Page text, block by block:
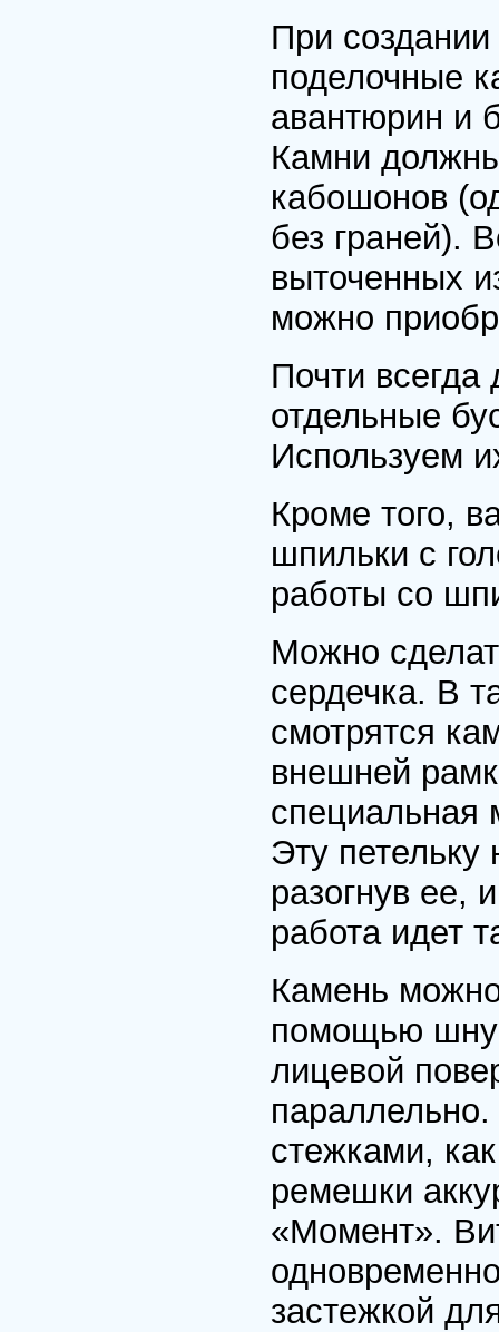
При
поделочные
авантюрин и
Камни
кабошонов
без граней).
выточенных
можно
Почти
отдельные
Используем
Кроме того,
шпильки с
работы со
Можно
сердечка. В
смотрятся
внешней
специальная
Эту петельку
разогнув ее,
работа идет
Камень
помощью
лицевой
стежками,
ремешки
«Момент».
застежкой